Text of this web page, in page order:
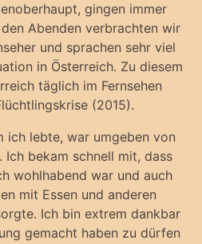
gingen immer
Abenden verbrachten wir
und sprachen sehr viel
in Österreich. Zu diesem
täglich im Fernsehen
(2015).
ich lebte, war umgeben von
Ich bekam schnell mit, dass
wohlhabend war und auch
mit Essen und anderen
Ich bin extrem dankbar
gemacht haben zu dürfen